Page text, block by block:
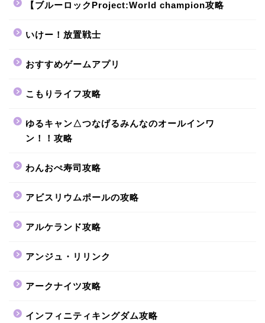
【ブルーロックProject:World champion攻略
いけー！放置戦士
おすすめゲームアプリ
こもりライフ攻略
ゆるキャン△つなげるみんなのオールインワ
ン！！攻略
わんおぺ寿司攻略
アビスリウムポールの攻略
アルケランド攻略
アンジュ・リリンク
アークナイツ攻略
インフィニティキングダム攻略